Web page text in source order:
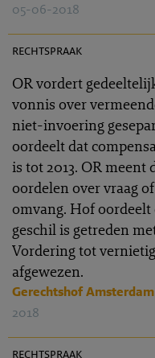
05-06-2018
rechtspraak
OR vordert
vonnis over
niet-invoering
oordeelt dat
is tot 2013. OR
oordelen over vraag
omvang. Hof
geschil is getreden
Vordering tot
afgewezen.
Gerechtshof Amsterdam
2018
rechtspraak